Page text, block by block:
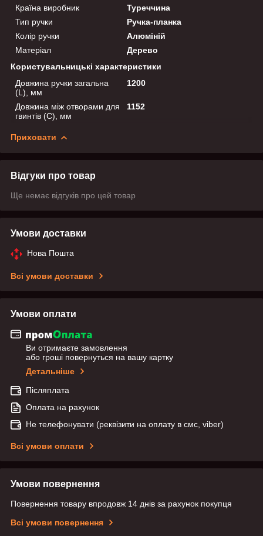
Країна виробник
Туреччина
Тип ручки
Ручка-планка
Колір ручки
Алюміній
Матеріал
Дерево
Користувальницькі характеристики
Довжина ручки загальна
(L), мм
1200
Довжина між отворами для
гвинтів (C), мм
1152
Приховати
Відгуки про товар
Ще немає відгуків про цей товар
Умови доставки
Нова Пошта
Всі умови доставки
Умови оплати
Ви отримаєте замовлення
або гроші повернуться на вашу картку
Детальніше
Післяплата
Оплата на рахунок
Не телефонувати (реквізити на оплату в смс, viber)
Всі умови оплати
Умови повернення
Повернення товару впродовж 14 днів за рахунок покупця
Всі умови повернення